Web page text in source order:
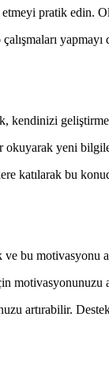
pratik
kendinizi
okuyarak yeni
katılarak bu
bu motivasyonu
artırabilir.